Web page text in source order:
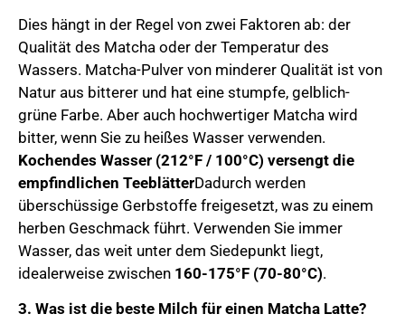
Dies hängt in der Regel von zwei Faktoren ab: der
Qualität des Matcha oder der Temperatur des
Wassers. Matcha-Pulver von minderer Qualität ist von
Natur aus bitterer und hat eine stumpfe, gelblich-
grüne Farbe. Aber auch hochwertiger Matcha wird
bitter, wenn Sie zu heißes Wasser verwenden.
Kochendes Wasser (212°F / 100°C) versengt die
empfindlichen TeeblätterDadurch werden
überschüssige Gerbstoffe freigesetzt, was zu einem
herben Geschmack führt. Verwenden Sie immer
Wasser, das weit unter dem Siedepunkt liegt,
idealerweise zwischen 160-175°F (70-80°C).
3. Was ist die beste Milch für einen Matcha Latte?